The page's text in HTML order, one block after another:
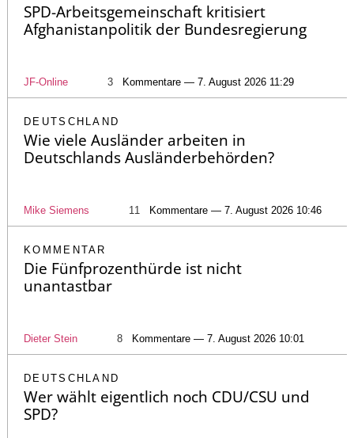
SPD-Arbeitsgemeinschaft kritisiert
Afghanistanpolitik der Bundesregierung
JF-Online 3 Kommentare — 7. August 2026 11:29
DEUTSCHLAND
Wie viele Ausländer arbeiten in
Deutschlands Ausländerbehörden?
Mike Siemens 11 Kommentare — 7. August 2026 10:46
KOMMENTAR
Die Fünfprozenthürde ist nicht
unantastbar
Dieter Stein 8 Kommentare — 7. August 2026 10:01
DEUTSCHLAND
Wer wählt eigentlich noch CDU/CSU und
SPD?